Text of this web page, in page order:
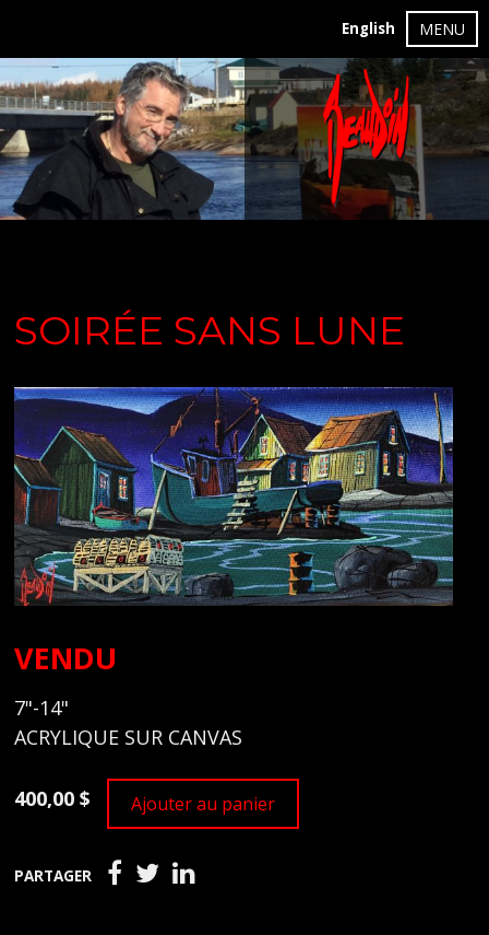
English MENU
SOIRÉE SANS LUNE
VENDU
7"-14"
ACRYLIQUE SUR CANVAS
400,00 $ Ajouter au panier
PARTAGER